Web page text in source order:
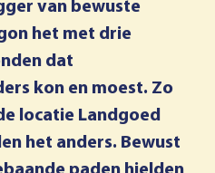
van bewuste
het met drie
dat
kon en moest. Zo
locatie Landgoed
het anders. Bewust